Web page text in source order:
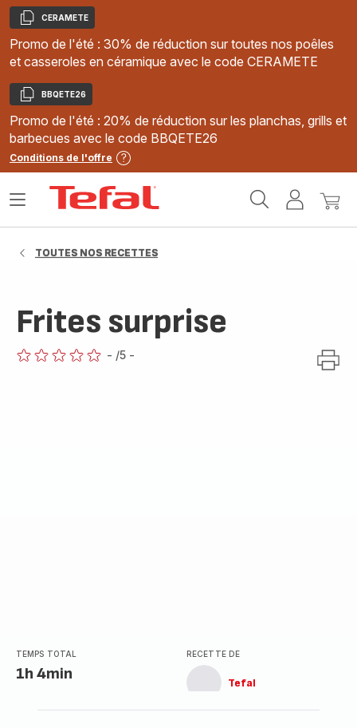
Copier
CERAMETE
Promo de l'été : 30% de réduction sur toutes nos poêles
et casseroles en céramique avec le code CERAMETE
Copier
BBQETE26
Promo de l'été : 20% de réduction sur les planchas, grills et
barbecues avec le code BBQETE26
Conditions de l'offre
MonMon
Ouvrir
TOUTES NOS RECETTES
Frites surprise
- /5 -
TEMPS TOTAL
1h 4min
RECETTE DE
Tefal